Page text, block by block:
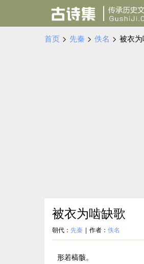
首页 > 先秦 > 佚名 > 被衣
被衣为啮缺歌
朝代： 先秦 | 作者： 佚名
形若槁骸。